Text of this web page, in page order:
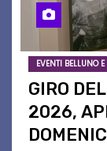
EVENTI BELLUNO
GIRO
2026,